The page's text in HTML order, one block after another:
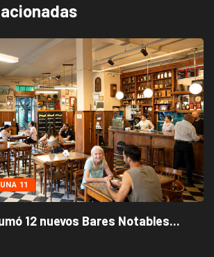
11
12 nuevos Bares Notables...